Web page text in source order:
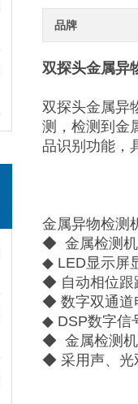
品牌
双探头金属异
双探头金属异
测，检测到金
品识别功能，
金属异物检测
◆ 金属检测机
◆ LED显示屏
◆ 自动相位跟
◆ 数字双通道
◆ DSP数字信
◆ 金属检测机
◆ 采用声、光